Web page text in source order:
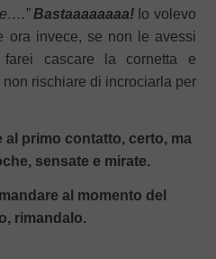
Bastaaaaaaaa! Io volevo
ora invece, se non le avessi
cascare la cornetta e
rischiare di incrociarla per
al primo contatto, certo, ma
sensate e mirate.
al momento del
rimandalo.